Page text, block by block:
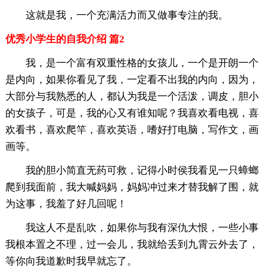
这就是我，一个充满活力而又做事专注的我。
优秀小学生的自我介绍 篇2
我，是一个富有双重性格的女孩儿，一个是开朗一个
是内向，如果你看见了我，一定看不出我的内向，因为，
大部分与我熟悉的人，都认为我是一个活泼，调皮，胆小
的女孩子，可是，我的心又有谁知呢？我喜欢看电视，喜
欢看书，喜欢爬竿，喜欢英语，嗜好打电脑，写作文，画
画等。
我的胆小简直无药可救，记得小时侯我看见一只蟑螂
爬到我面前，我大喊妈妈，妈妈冲过来才替我解了围，就
为这事，我羞了好几回呢！
我这人不是乱吹，如果你与我有深仇大恨，一些小事
我根本置之不理，过一会儿，我就给丢到九霄云外去了，
等你向我道歉时我早就忘了。